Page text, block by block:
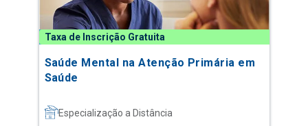
Taxa de Inscrição Gratuita
Saúde Mental na Atenção Primária em
Saúde
Especialização a Distância